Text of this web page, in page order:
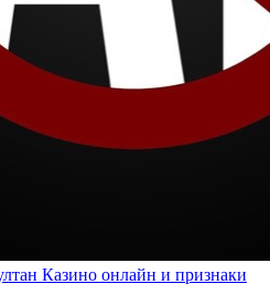
Казино онлайн и признаки